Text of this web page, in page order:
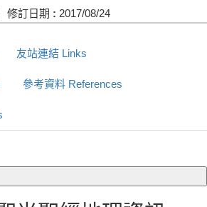
修訂日期 : 2017/08/24
友站連結 Links
參考資料 References